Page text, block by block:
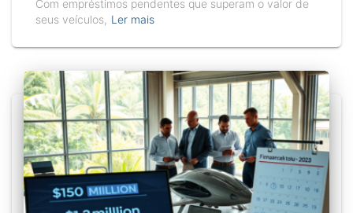
Com empréstimos pendentes que superam o valor de
seus veículos, Ler mais